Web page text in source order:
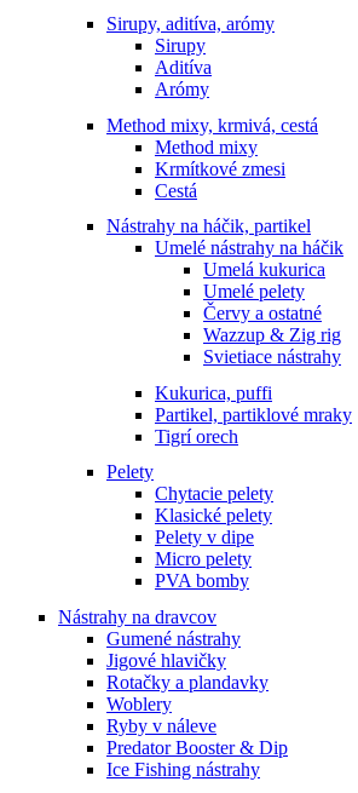
Sirupy, aditíva, arómy
Sirupy
Aditíva
Arómy
Method mixy, krmivá, cestá
Method mixy
Krmítkové zmesi
Cestá
Nástrahy na háčik, partikel
Umelé nástrahy na háčik
Umelá kukurica
Umelé pelety
Červy a ostatné
Wazzup & Zig rig
Svietiace nástrahy
Kukurica, puffi
Partikel, partiklové mraky
Tigrí orech
Pelety
Chytacie pelety
Klasické pelety
Pelety v dipe
Micro pelety
PVA bomby
Nástrahy na dravcov
Gumené nástrahy
Jigové hlavičky
Rotačky a plandavky
Woblery
Ryby v náleve
Predator Booster & Dip
Ice Fishing nástrahy